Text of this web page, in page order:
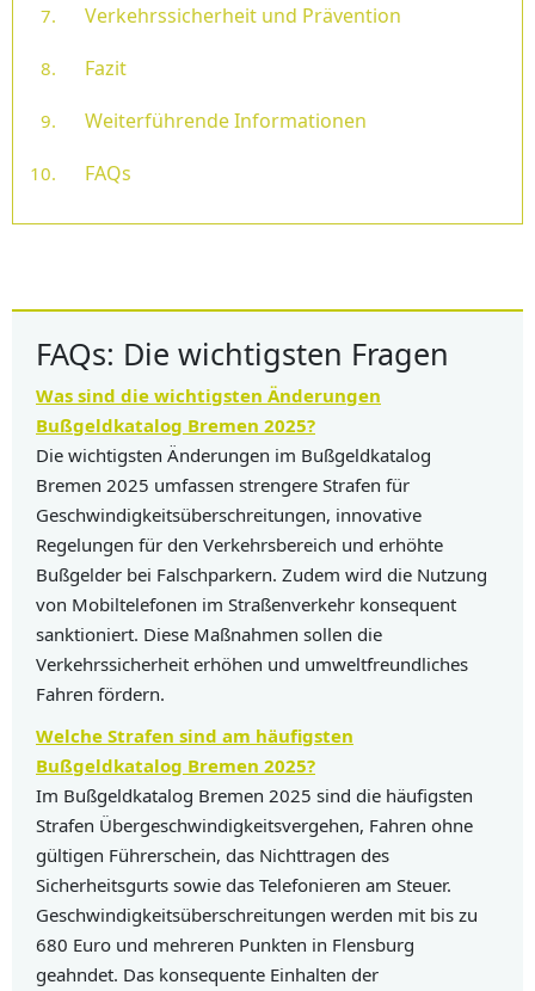
Verkehrssicherheit und Prävention
Fazit
Weiterführende Informationen
FAQs
FAQs: Die wichtigsten Fragen
Was sind die wichtigsten Änderungen
Bußgeldkatalog Bremen 2025?
Die wichtigsten Änderungen im Bußgeldkatalog
Bremen 2025 umfassen strengere Strafen für
Geschwindigkeitsüberschreitungen, innovative
Regelungen für den Verkehrsbereich und erhöhte
Bußgelder bei Falschparkern. Zudem wird die Nutzung
von Mobiltelefonen im Straßenverkehr konsequent
sanktioniert. Diese Maßnahmen sollen die
Verkehrssicherheit erhöhen und umweltfreundliches
Fahren fördern.
Welche Strafen sind am häufigsten
Bußgeldkatalog Bremen 2025?
Im Bußgeldkatalog Bremen 2025 sind die häufigsten
Strafen Übergeschwindigkeitsvergehen, Fahren ohne
gültigen Führerschein, das Nichttragen des
Sicherheitsgurts sowie das Telefonieren am Steuer.
Geschwindigkeitsüberschreitungen werden mit bis zu
680 Euro und mehreren Punkten in Flensburg
geahndet. Das konsequente Einhalten der